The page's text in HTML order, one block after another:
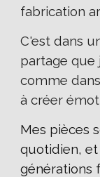
fabrication
C'est dans
partage que
comme
à créer
Mes pièces
quotidien,
générations